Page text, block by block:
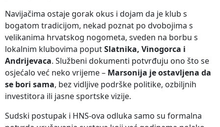
Navijačima ostaje gorak okus i dojam da je klub s
bogatom tradicijom, nekad poznat po dvobojima s
velikanima hrvatskog nogometa, sveden na borbu s
lokalnim klubovima poputSlatnika, Vinogorca i
Andrijevaca. Službeni dokumenti potvrđuju ono što se
osjećalo već neko vrijeme – Marsonija je ostavljena da
se bori sama, bez vidljive podrške politike, ozbiljnih
investitora ili jasne sportske vizije.
Sudski postupak i HNS-ova odluka samo su formalna